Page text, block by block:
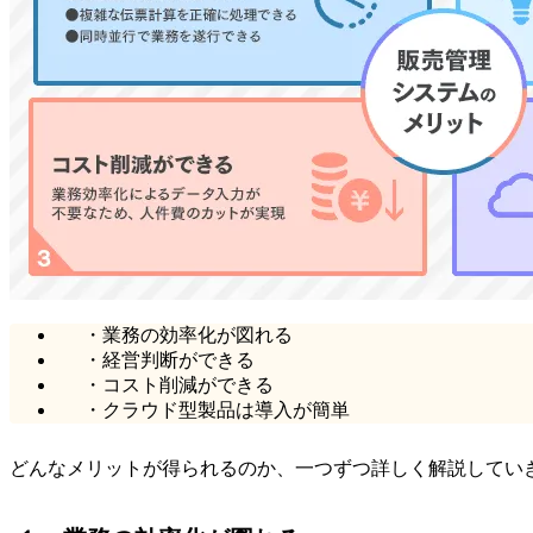
・業務の効率化が図れる
・経営判断ができる
・コスト削減ができる
・クラウド型製品は導入が簡単
どんなメリットが得られるのか、一つずつ詳しく解説してい